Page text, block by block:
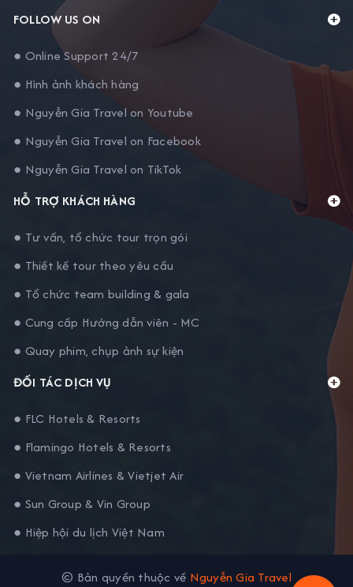
FOLLOW US ON
● Online Support 24/7
● Hình ảnh khách hàng
● Nguyễn Gia Travel on Youtube
● Nguyễn Gia Travel on Facebook
● Nguyễn Gia Travel on TikTok
HỖ TRỢ KHÁCH HÀNG
● Tư vấn, tổ chức tour trọn gói
● Thiết kế tour theo yêu cầu
● Tổ chức team building & gala
● Cung cấp Hướng dẫn viên - MC
● Quay phim, chụp ảnh sự kiện
ĐỐI TÁC DỊCH VỤ
● FLC Hotels & Resorts
● Flamingo Hotels & Resorts
● Vietnam Airlines & Vietjet Air
● Sun Group & Vin Group
● Hiệp hội du lịch Việt Nam
© Bản quyền thuộc về Nguyễn Gia Travel